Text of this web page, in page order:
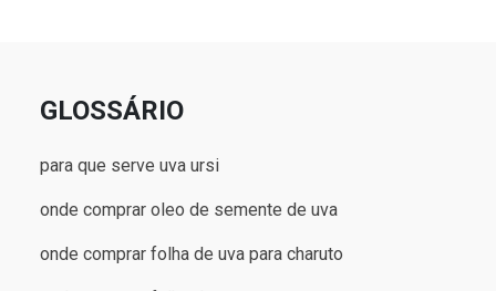
GLOSSÁRIO
para que serve uva ursi
onde comprar oleo de semente de uva
onde comprar folha de uva para charuto